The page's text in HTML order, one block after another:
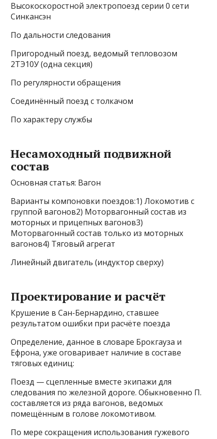
Высокоскоростной электропоезд серии 0 сети
Синкансэн
По дальности следования
Пригородный поезд, ведомый тепловозом
2ТЭ10У (одна секция)
По регулярности обращения
Соединённый поезд с толкачом
По характеру службы
Несамоходный подвижной
состав
Основная статья: Вагон
Варианты компоновки поездов:1) Локомотив с
группой вагонов2) Моторвагонный состав из
моторных и прицепных вагонов3)
Моторвагонный состав только из моторных
вагонов4) Тяговый агрегат
Линейный двигатель (индуктор сверху)
Проектирование и расчёт
Крушение в Сан-Бернардино, ставшее
результатом ошибки при расчёте поезда
Определение, данное в словаре Брокгауза и
Ефрона, уже оговаривает наличие в составе
тяговых единиц:
Поезд — сцепленные вместе экипажи для
следования по железной дороге. Обыкновенно П.
составляется из ряда вагонов, ведомых
помещённым в голове локомотивом.
По мере сокращения использования гужевого